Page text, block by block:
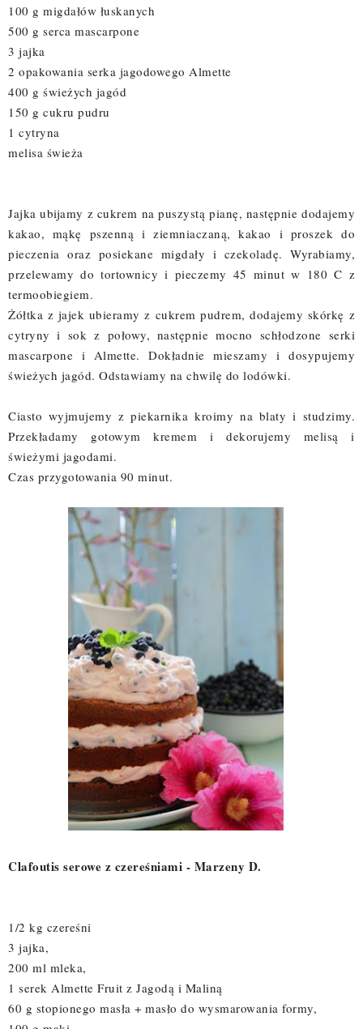
100 g migdałów łuskanych
500 g serca mascarpone
3 jajka
2 opakowania serka jagodowego Almette
400 g świeżych jagód
150 g cukru pudru
1 cytryna
melisa świeża
Jajka ubijamy z cukrem na puszystą pianę, następnie dodajemy
kakao, mąkę pszenną i ziemniaczaną, kakao i proszek do
pieczenia oraz posiekane migdały i czekoladę. Wyrabiamy,
przelewamy do tortownicy i pieczemy 45 minut w 180 C z
termoobiegiem.
Żółtka z jajek ubieramy z cukrem pudrem, dodajemy skórkę z
cytryny i sok z połowy, następnie mocno schłodzone serki
mascarpone i Almette. Dokładnie mieszamy i dosypujemy
świeżych jagód. Odstawiamy na chwilę do lodówki.
Ciasto wyjmujemy z piekarnika kroimy na blaty i studzimy.
Przekładamy gotowym kremem i dekorujemy melisą i
świeżymi jagodami.
Czas przygotowania 90 minut.
Clafoutis serowe z czereśniami - Marzeny D.
1/2 kg czereśni
3 jajka,
200 ml mleka,
1 serek Almette Fruit z Jagodą i Maliną
60 g stopionego masła + masło do wysmarowania formy,